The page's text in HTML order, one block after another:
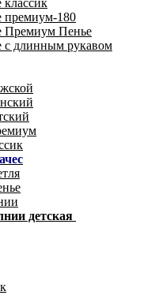
премиум-180
Премиум Пенье
с длинным рукавом
детская